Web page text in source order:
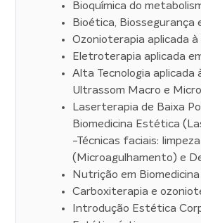
Bioquímica do
Bioética, Biossegurança
Ozonioterapia aplicada
Eletroterapia aplicada
Alta Tecnologia aplicada
Ultrassom Macro e
Laserterapia de Baixa
Biomedicina Estética
-Técnicas faciais:
(Microagulhamento) e
Nutrição em
Carboxiterapia e
Introdução Estética